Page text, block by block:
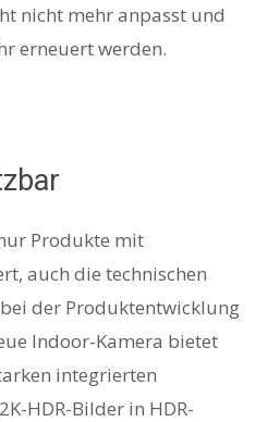
nicht mehr anpasst und
erneuert werden.
Produkte mit
auch die technischen
der Produktentwicklung
Indoor-Kamera bietet
integrierten
HDR-Bilder in HDR-